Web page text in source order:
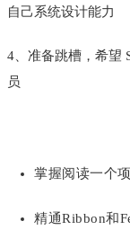
自己系统设计能力
4、准备跳槽，希望
员
掌握阅读一个
精通Ribbon和